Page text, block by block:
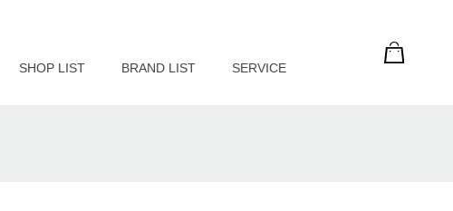
SHOP LIST BRAND LIST SERVICE